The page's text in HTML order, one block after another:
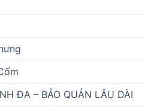
ĐA – BẢO QUẢN LÂU DÀI